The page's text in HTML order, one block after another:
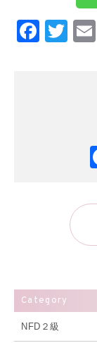
Category
NFD２級